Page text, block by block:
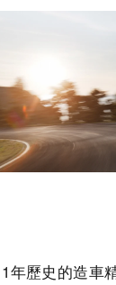
歷史的造車